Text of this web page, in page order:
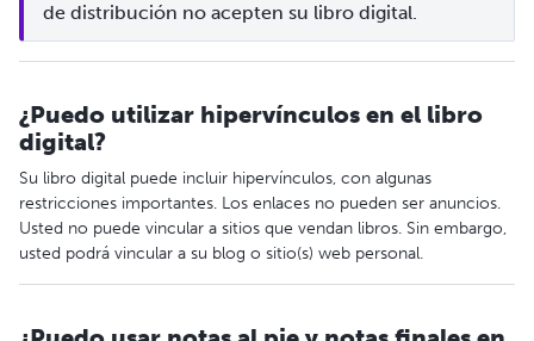
de distribución no acepten su libro digital.
¿Puedo utilizar hipervínculos en el libro
digital?
Su libro digital puede incluir hipervínculos, con algunas
restricciones importantes. Los enlaces no pueden ser anuncios.
Usted no puede vincular a sitios que vendan libros. Sin embargo,
usted podrá vincular a su blog o sitio(s) web personal.